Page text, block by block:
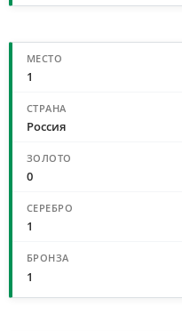
МЕДАЛЬНЫЙ ЗАЧЕТ ПО
1
Россия
0
1
1